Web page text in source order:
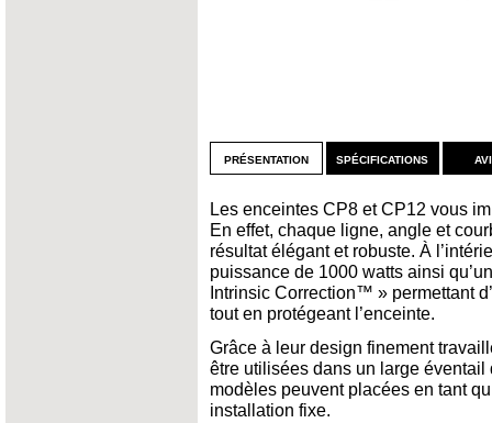
présentation
Les enceintes CP8 et CP12 vous
En effet, chaque ligne, angle et
résultat élégant et robuste. À
puissance de 1000 watts ainsi
Intrinsic Correction™ » permettant
tout en protégeant l’enceinte.
Grâce à leur design finement
être utilisées dans un large
modèles peuvent placées en tant
installation fixe.
spécifications